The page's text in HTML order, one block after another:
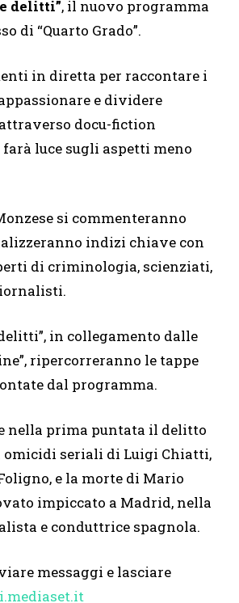
delitti”, il nuovo programma
di “Quarto Grado”.
in diretta per raccontare i
e dividere
docu-fiction
luce sugli aspetti meno
si commenteranno
indizi chiave con
di criminologia, scienziati,
in collegamento dalle
ripercorreranno le tappe
dal programma.
nella prima puntata il delitto
omicidi seriali di Luigi Chiatti,
e la morte di Mario
impiccato a Madrid, nella
e conduttrice spagnola.
messaggi e lasciare